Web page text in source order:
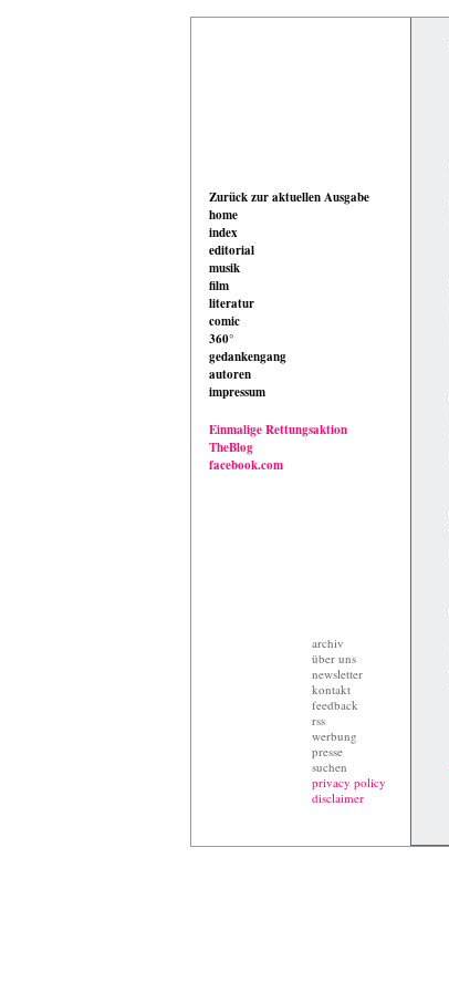
Zurück zur aktuellen Ausgabe
home
index
editorial
musik
film
literatur
comic
360°
gedankengang
autoren
impressum
Einmalige Rettungsaktion
TheBlog
facebook.com
archiv
über uns
newsletter
kontakt
feedback
rss
werbung
presse
suchen
privacy policy
disclaimer